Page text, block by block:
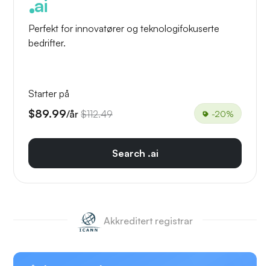
ai
Perfekt for innovatører og teknologifokuserte
bedrifter.
Starter på
$89.99/år $112.49 -20%
Search .ai
Akkreditert registrar